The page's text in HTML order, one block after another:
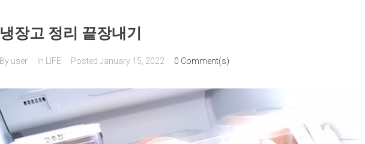
냉장고 정리 끝장내기
By user In LIFE Posted January 15, 2022 0 Comment(s)